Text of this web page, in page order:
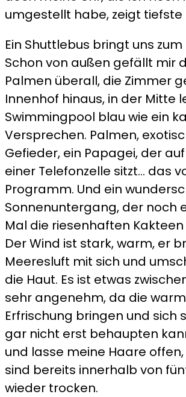
umgestellt habe, zeigt tiefste
Ein Shuttlebus bringt uns zum
Schon von außen gefällt mir
Palmen überall, die Zimmer
Innenhof hinaus, in der Mitte
Swimmingpool blau wie ein
Versprechen. Palmen,
Gefieder, ein Papagei, der
einer Telefonzelle sitzt… das
Programm. Und ein
Sonnenuntergang, der noch
Mal die riesenhaften
Der Wind ist stark, warm, er
Meeresluft mit sich und
die Haut. Es ist etwas
sehr angenehm, da die
Erfrischung bringen und sich
gar nicht erst behaupten
und lasse meine Haare
sind bereits innerhalb von
wieder trocken.